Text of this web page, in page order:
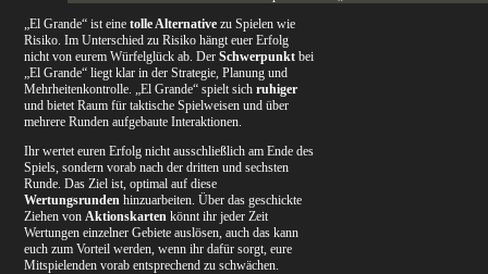
„El Grande“ ist einetolle Alternative zu Spielen wie
Risiko. Im Unterschied zu Risiko hängt euer Erfolg
nicht von eurem Würfelglück ab. DerSchwerpunkt bei
„El Grande“ liegt klar in der Strategie, Planung und
Mehrheitenkontrolle. „El Grande“ spielt sichruhiger
und bietet Raum für taktische Spielweisen und über
mehrere Runden aufgebaute Interaktionen.
Ihr wertet euren Erfolg nicht ausschließlich am Ende des
Spiels, sondern vorab nach der dritten und sechsten
Runde. Das Ziel ist, optimal auf diese
Wertungsrunden hinzuarbeiten. Über das geschickte
Ziehen vonAktionskarten könnt ihr jeder Zeit
Wertungen einzelner Gebiete auslösen, auch das kann
euch zum Vorteil werden, wenn ihr dafür sorgt, eure
Mitspielenden vorab entsprechend zu schwächen.